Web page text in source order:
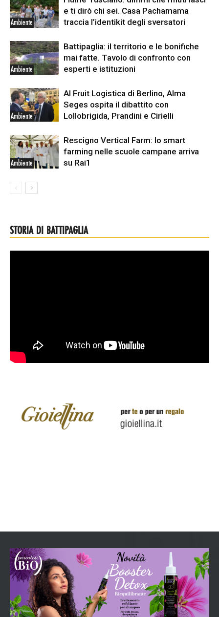
Ambiente
e ti dirò chi sei. Casa Pachamama
traccia l’identikit degli sversatori
Ambiente
Battipaglia: il territorio e le bonifiche
mai fatte. Tavolo di confronto con
esperti e istituzioni
Ambiente
Al Fruit Logistica di Berlino, Alma
Seges ospita il dibattito con
Lollobrigida, Prandini e Cirielli
Ambiente
Rescigno Vertical Farm: lo smart
farming nelle scuole campane arriva
su Rai1
STORIA DI BATTIPAGLIA